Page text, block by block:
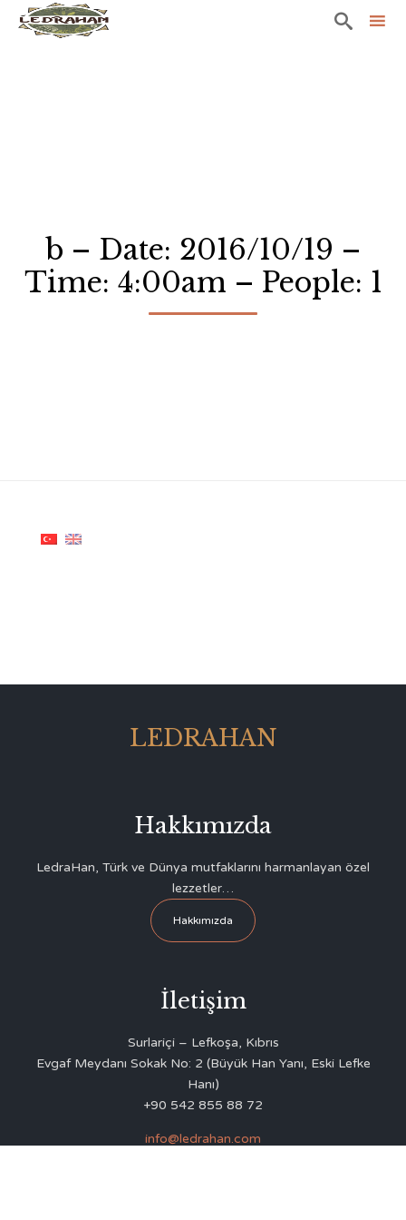

b – Date: 2016/10/19 –
Time: 4:00am – People: 1
LEDRAHAN
Hakkımızda
LedraHan, Türk ve Dünya mutfaklarını harmanlayan özel
lezzetler…
Hakkımızda
İletişim
Surlariçi – Lefkoşa, Kıbrıs
Evgaf Meydanı Sokak No: 2 (Büyük Han Yanı, Eski Lefke
Hanı)
+90 542 855 88 72
info@ledrahan.com